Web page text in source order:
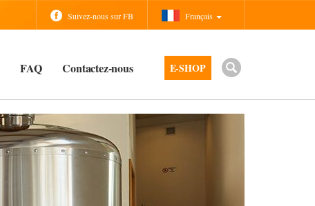
Français
Suivez-nous sur FB
FAQ Contactez-nous E-SHOP